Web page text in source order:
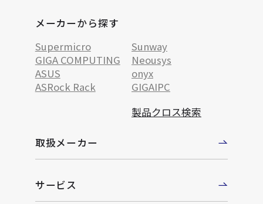
メーカーから探す
Supermicro
Sunway
GIGA COMPUTING
Neousys
ASUS
onyx
ASRock Rack
GIGAIPC
製品クロス検索
取扱メーカー
サービス